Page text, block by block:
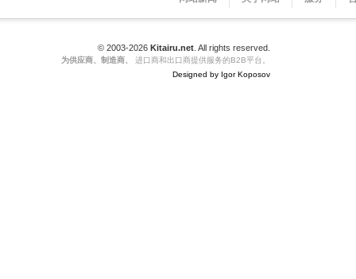
© 2003-2026 Kitairu.net . All rights reserved.
为供应商、制造商、
进口商和出口商提供服务的B2B平台。
Designed by Igor Koposov